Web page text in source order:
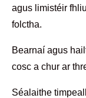
agus limistéir
folctha.
Bearnaí agus
cosc ​​a chur ar
Séalaithe